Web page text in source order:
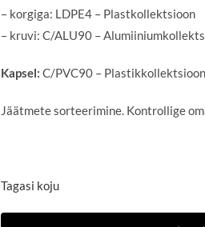
– korgiga: LDPE4 – Plastkollektsioon
– kruvi: C/ALU90 –
Kapsel: C/PVC90 – Plastikkollektsioon
Jäätmete sorteerimine. Kontrollige
Tagasi koju